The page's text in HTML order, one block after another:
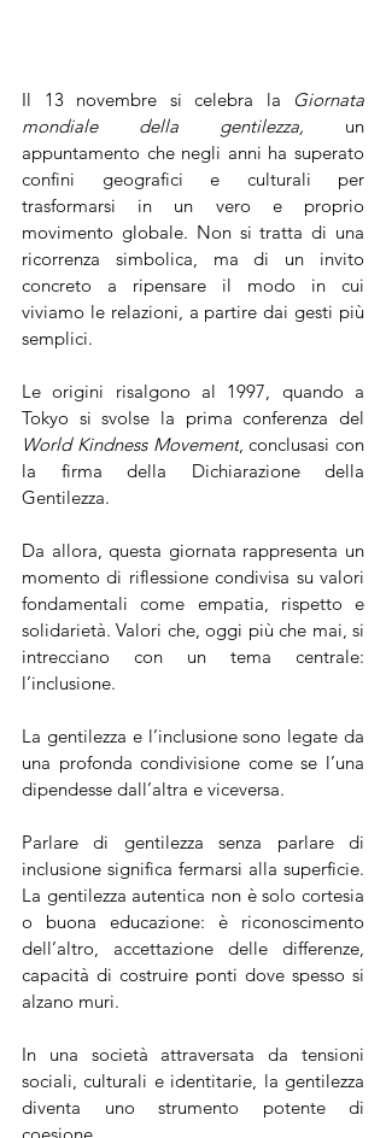
Il 13 novembre si celebra la
Giornata
mondiale della gentilezza, un
appuntamento che negli anni ha superato
confini geografici e culturali per
trasformarsi in un vero e proprio
movimento globale. Non si tratta di una
ricorrenza simbolica, ma di un invito
concreto a ripensare il modo in cui
viviamo le relazioni, a partire dai gesti più
semplici.
Le origini risalgono al 1997, quando a
World Kindness Movement, conclusasi con
la firma della Dichiarazione della
Gentilezza.
Da allora, questa giornata rappresenta un
momento di riflessione condivisa su valori
fondamentali come empatia, rispetto e
solidarietà. Valori che, oggi più che mai, si
intrecciano con un tema centrale:
l’inclusione.
La gentilezza e l’inclusione sono legate da
una profonda condivisione come se l’una
dipendesse dall’altra e viceversa.
Parlare di gentilezza senza parlare di
inclusione significa fermarsi alla superficie.
La gentilezza autentica non è solo cortesia
o buona educazione: è riconoscimento
dell’altro, accettazione delle differenze,
capacità di costruire ponti dove spesso si
alzano muri.
In una società attraversata da tensioni
sociali, culturali e identitarie, la gentilezza
diventa uno strumento potente di